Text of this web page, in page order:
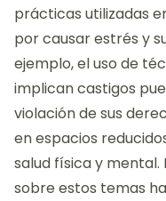
prácticas utilizadas
por causar estrés y
ejemplo, el uso de
implican castigos
violación de sus
en espacios
salud física y
sobre estos temas